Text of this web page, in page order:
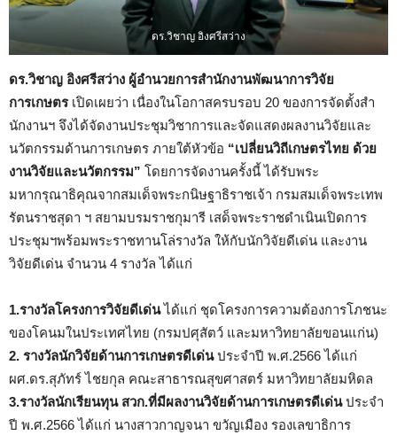
ดร.วิชาญ อิงศรีสว่าง
ดร.วิชาญ อิงศรีสว่าง ผู้อำนวยการสำนักงานพัฒนาการวิจัย
การเกษตรเปิดเผยว่า เนื่องในโอกาสครบรอบ 20 ของการจัดตั้งสำ
นักงานฯ จึงได้จัดงานประชุมวิชาการและจัดแสดงผลงานวิจัยและ
นวัตกรรมด้านการเกษตร ภายใต้หัวข้อ “เปลี่ยนวิถีเกษตรไทย ด้วย
งานวิจัยและนวัตกรรม” โดยการจัดงานครั้งนี้ ได้รับพระ
มหากรุณาธิคุณจากสมเด็จพระกนิษฐาธิราชเจ้า กรมสมเด็จพระเทพ
รัตนราชสุดา ฯ สยามบรมราชกุมารี เสด็จพระราชดำเนินเปิดการ
ประชุมฯพร้อมพระราชทานโล่รางวัล ให้กับนักวิจัยดีเด่น และงาน
วิจัยดีเด่น จำนวน 4 รางวัล ได้แก่
1.รางวัลโครงการวิจัยดีเด่นได้แก่ ชุดโครงการความต้องการโภชนะ
ของโคนมในประเทศไทย (กรมปศุสัตว์ และมหาวิทยาลัยขอนแก่น)
2. รางวัลนักวิจัยด้านการเกษตรดีเด่นประจำปี พ.ศ.2566 ได้แก่
ผศ.ดร.สุภัทร์ ไชยกุล คณะสาธารณสุขศาสตร์ มหาวิทยาลัยมหิดล
3.รางวัลนักเรียนทุน สวก.ที่มีผลงานวิจัยด้านการเกษตรดีเด่นประจำ
ปี พ.ศ.2566 ได้แก่ นางสาวกาญจนา ขวัญเมือง รองเลขาธิการ